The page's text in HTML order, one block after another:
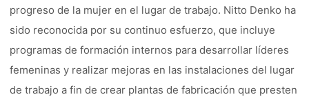
progreso de la mujer en el lugar de trabajo. Nitto Denko ha
sido reconocida por su continuo esfuerzo, que incluye
programas de formación internos para desarrollar líderes
femeninas y realizar mejoras en las instalaciones del lugar
de trabajo a fin de crear plantas de fabricación que presten